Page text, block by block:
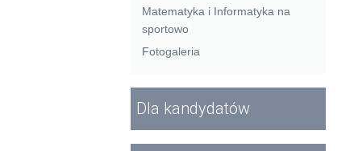
Matematyka i Informatyka na
sportowo
Fotogaleria
Dla kandydatów